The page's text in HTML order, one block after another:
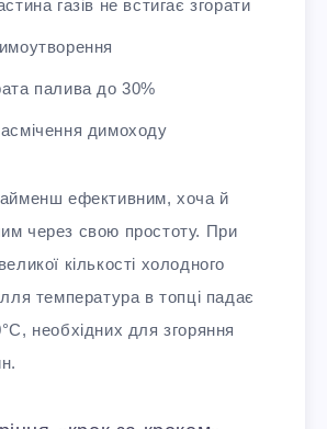
газів не встигає згорати
палива до 30%
димоходу
ефективним, хоча й
через свою простоту. При
кількості холодного
температура в топці падає
необхідних для згоряння